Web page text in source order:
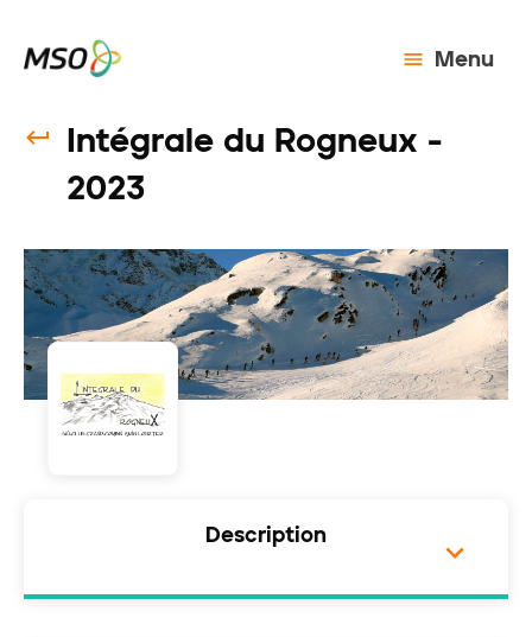
Menu
Intégrale du Rogneux -
2023
Description